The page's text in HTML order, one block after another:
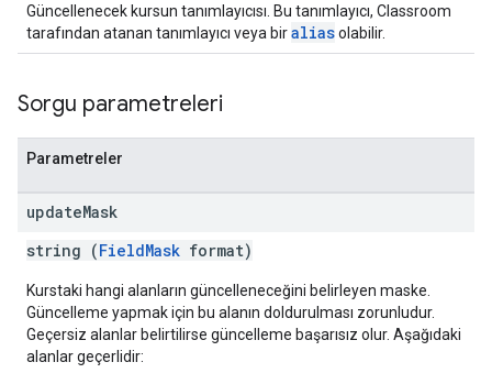
Güncellenecek kursun tanımlayıcısı. Bu tanımlayıcı, Classroom
tarafından atanan tanımlayıcı veya biraliasolabilir.
Sorgu parametreleri
Parametreler
updateMask
string (FieldMask format)
Kurstaki hangi alanların güncelleneceğini belirleyen maske.
Güncelleme yapmak için bu alanın doldurulması zorunludur.
Geçersiz alanlar belirtilirse güncelleme başarısız olur. Aşağıdaki
alanlar geçerlidir: